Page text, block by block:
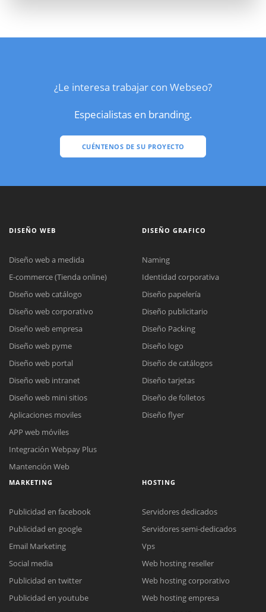
¿Le interesa trabajar con Webseo?
Especialistas en branding.
CUÉNTENOS DE SU PROYECTO
Reunión online
Nuestros ejecutivos le enviarán un correo electrónico con el enlace a
Chat Online
DISEÑO WEB
Diseño web a medida
E-commerce (Tienda online)
Diseño web catálogo
Diseño web corporativo
Diseño web empresa
Diseño web pyme
Diseño web portal
Diseño web intranet
Diseño web mini sitios
Aplicaciones moviles
APP web móviles
Integración Webpay Plus
Mantención Web
DISEÑO GRAFICO
Naming
Identidad corporativa
Diseño papelería
Diseño publicitario
Diseño Packing
Diseño logo
Diseño de catálogos
Diseño tarjetas
Diseño de folletos
Diseño flyer
MARKETING
Publicidad en facebook
Publicidad en google
Email Marketing
Social media
Publicidad en twitter
Publicidad en youtube
HOSTING
Servidores dedicados
Servidores semi-dedicados
Vps
Web hosting reseller
Web hosting corporativo
Web hosting empresa